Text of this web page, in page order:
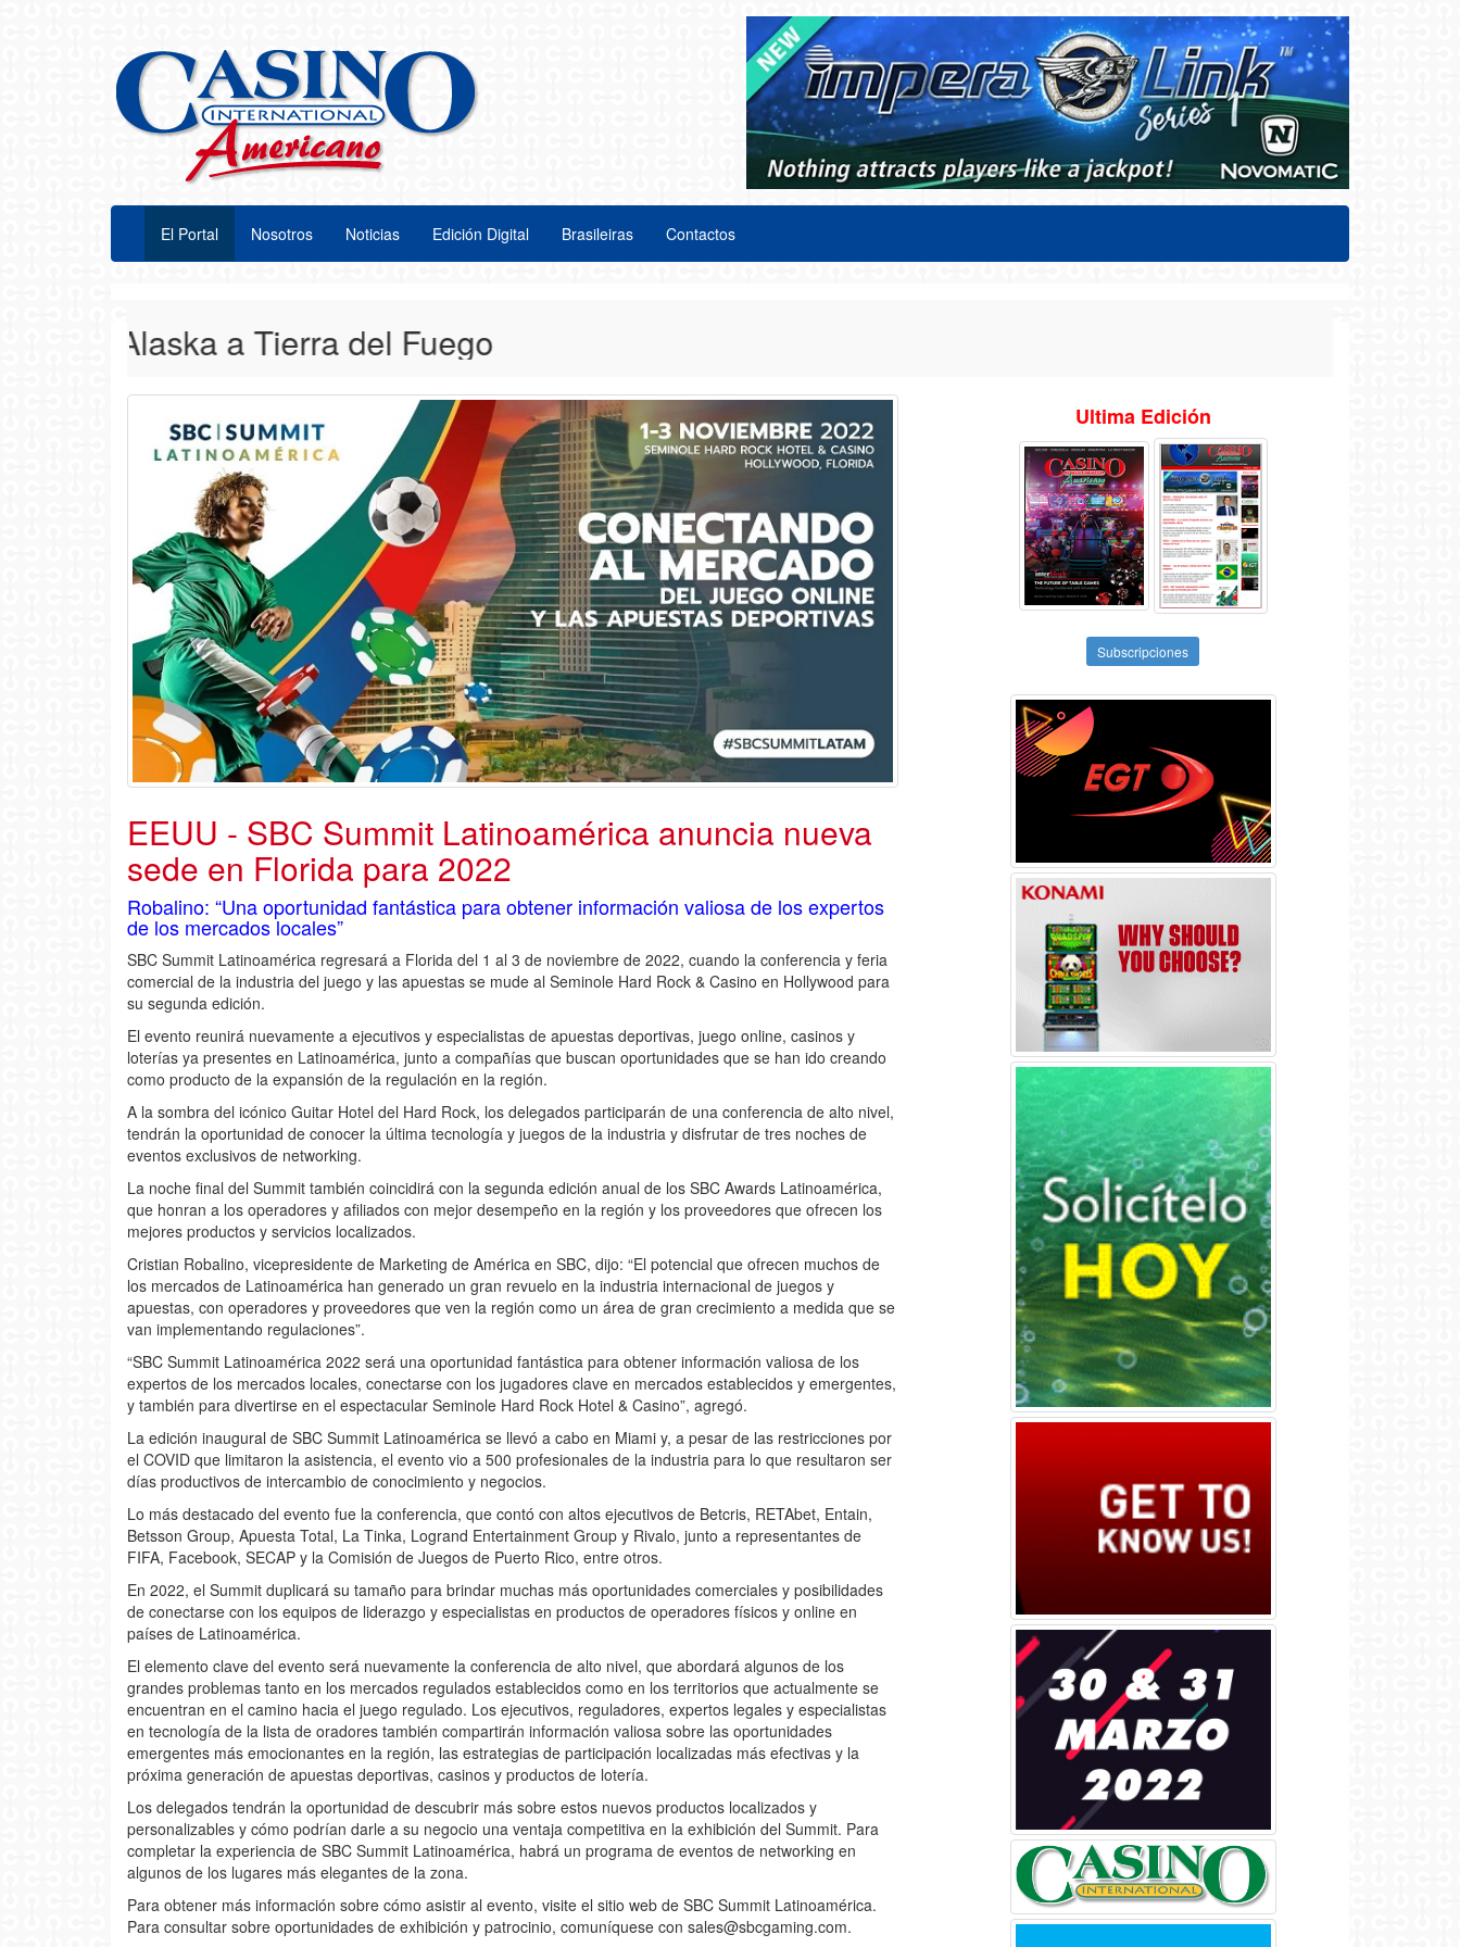
El Portal Nosotros Noticias Edición Digital Brasileiras Contactos
Alaska a Tierra del Fuego
EEUU - SBC Summit Latinoamérica anuncia nueva
sede en Florida para 2022
Robalino: “Una oportunidad fantástica para obtener información valiosa de los expertos
de los mercados locales”
SBC Summit Latinoamérica regresará a Florida del 1 al 3 de noviembre de 2022, cuando la conferencia y feria
comercial de la industria del juego y las apuestas se mude al Seminole Hard Rock & Casino en Hollywood para
su segunda edición.
El evento reunirá nuevamente a ejecutivos y especialistas de apuestas deportivas, juego online, casinos y
loterías ya presentes en Latinoamérica, junto a compañías que buscan oportunidades que se han ido creando
como producto de la expansión de la regulación en la región.
A la sombra del icónico Guitar Hotel del Hard Rock, los delegados participarán de una conferencia de alto nivel,
tendrán la oportunidad de conocer la última tecnología y juegos de la industria y disfrutar de tres noches de
eventos exclusivos de networking.
La noche final del Summit también coincidirá con la segunda edición anual de los SBC Awards Latinoamérica,
que honran a los operadores y afiliados con mejor desempeño en la región y los proveedores que ofrecen los
mejores productos y servicios localizados.
Cristian Robalino, vicepresidente de Marketing de América en SBC, dijo: “El potencial que ofrecen muchos de
los mercados de Latinoamérica han generado un gran revuelo en la industria internacional de juegos y
apuestas, con operadores y proveedores que ven la región como un área de gran crecimiento a medida que se
van implementando regulaciones”.
“SBC Summit Latinoamérica 2022 será una oportunidad fantástica para obtener información valiosa de los
expertos de los mercados locales, conectarse con los jugadores clave en mercados establecidos y emergentes,
y también para divertirse en el espectacular Seminole Hard Rock Hotel & Casino”, agregó.
La edición inaugural de SBC Summit Latinoamérica se llevó a cabo en Miami y, a pesar de las restricciones por
el COVID que limitaron la asistencia, el evento vio a 500 profesionales de la industria para lo que resultaron ser
días productivos de intercambio de conocimiento y negocios.
Lo más destacado del evento fue la conferencia, que contó con altos ejecutivos de Betcris, RETAbet, Entain,
Betsson Group, Apuesta Total, La Tinka, Logrand Entertainment Group y Rivalo, junto a representantes de
FIFA, Facebook, SECAP y la Comisión de Juegos de Puerto Rico, entre otros.
En 2022, el Summit duplicará su tamaño para brindar muchas más oportunidades comerciales y posibilidades
de conectarse con los equipos de liderazgo y especialistas en productos de operadores físicos y online en
países de Latinoamérica.
El elemento clave del evento será nuevamente la conferencia de alto nivel, que abordará algunos de los
grandes problemas tanto en los mercados regulados establecidos como en los territorios que actualmente se
encuentran en el camino hacia el juego regulado. Los ejecutivos, reguladores, expertos legales y especialistas
en tecnología de la lista de oradores también compartirán información valiosa sobre las oportunidades
emergentes más emocionantes en la región, las estrategias de participación localizadas más efectivas y la
próxima generación de apuestas deportivas, casinos y productos de lotería.
Los delegados tendrán la oportunidad de descubrir más sobre estos nuevos productos localizados y
personalizables y cómo podrían darle a su negocio una ventaja competitiva en la exhibición del Summit. Para
completar la experiencia de SBC Summit Latinoamérica, habrá un programa de eventos de networking en
algunos de los lugares más elegantes de la zona.
Para obtener más información sobre cómo asistir al evento, visite el sitio web de SBC Summit Latinoamérica.
Para consultar sobre oportunidades de exhibición y patrocinio, comuníquese con sales@sbcgaming.com.
Ultima Edición
Subscripciones